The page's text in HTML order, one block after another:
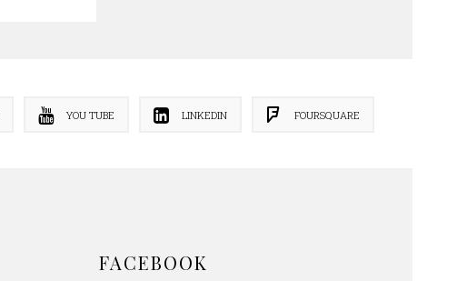
YOU TUBE LINKEDIN FOURSQUARE
FACEBOOK